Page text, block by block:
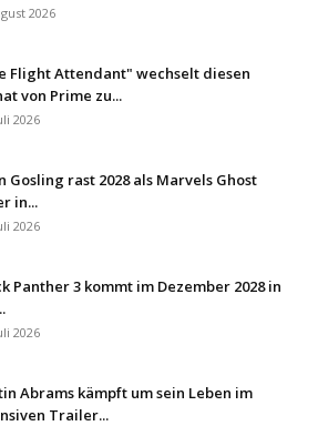
2026
Flight Attendant" wechselt diesen
von Prime zu...
2026
Gosling rast 2028 als Marvels Ghost
in...
2026
Panther 3 kommt im Dezember 2028 in
2026
Abrams kämpft um sein Leben im
Trailer...